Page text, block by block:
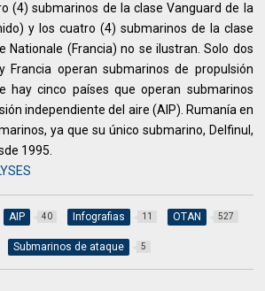
(4) submarinos de la clase Vanguard de la
y los cuatro (4) submarinos de la clase
Nationale (Francia) no se ilustran. Solo dos
Francia operan submarinos de propulsión
hay cinco países que operan submarinos
independiente del aire (AIP). Rumanía en
ya que su único submarino, Delfinul,
1995.
AIP 40 Infografias 11 OTAN 527
Submarinos de ataque 5